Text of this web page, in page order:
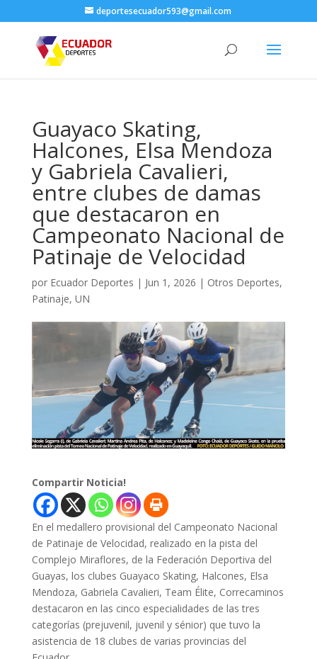
deportesecuador593@gmail.com
Guayaco Skating,
Halcones, Elsa Mendoza
y Gabriela Cavalieri,
entre clubes de damas
que destacaron en
Campeonato Nacional de
Patinaje de Velocidad
por Ecuador Deportes | Jun 1, 2026 | Otros Deportes,
Patinaje, UN
Compartir Noticia!
En el medallero provisional del Campeonato Nacional
de Patinaje de Velocidad, realizado en la pista del
Complejo Miraflores, de la Federación Deportiva del
Guayas, los clubes Guayaco Skating, Halcones, Elsa
Mendoza, Gabriela Cavalieri, Team Élite, Correcaminos
destacaron en las cinco especialidades de las tres
categorías (prejuvenil, juvenil y sénior) que tuvo la
asistencia de 18 clubes de varias provincias del